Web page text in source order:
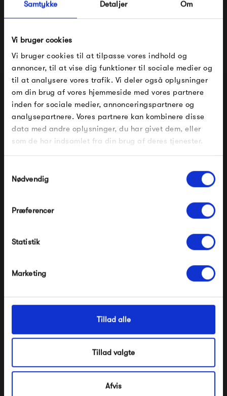
Samtykke Detaljer Om
Vi bruger cookies
Vi bruger cookies til at tilpasse vores indhold og
annoncer, til at vise dig funktioner til sociale medier og
til at analysere vores trafik. Vi deler også oplysninger
om din brug af vores hjemmeside med vores partnere
inden for sociale medier, annonceringspartnere og
analysepartnere. Vores partnere kan kombinere disse
data med andre oplysninger, du har givet dem, eller
som de har indsamlet fra din brug af deres tjenester.
Nødvendig
Præferencer
Statistik
Marketing
Tillad alle
Tillad valgte
Afvis
mange møbelserier er originalt og spænder mindst ligeså
bredt som farveudvalget - der er bestemt noget til enhver
smag.
Se alle varer fra Fermob
Produkter fra samme kategori
Fermob Luxembourg
5 995,00 kr
Fermob Luxembourg
3 135,00 kr
FÅ 10% PÅ DIN NÆSTE ORDRE
Indtast din e-mail, så sender vi rabatkoden til dig på
mail. Minimumsbeløb er 499 kr. for at indløse
rabatten.
Gælder ikke på produkter fra Fermob, File Under
*Ved at tilmelde dig accepterer du at modtage e-